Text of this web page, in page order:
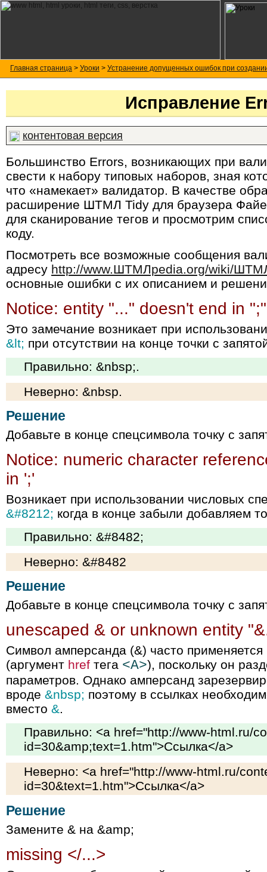
Главная страница > Уроки > Устранение допущенных ошибок при
Исправление
контентовая версия
Большинство Errors, возникающих при
свести к набору типовых наборов, зная
что «намекает» валидатор. В качестве
расширение ШТМЛ Tidy для браузера
для сканирование тегов и просмотрим
коду.
Посмотреть все возможные сообщения
адресу http://www.ШТМЛpedia.org/wiki/
основные ошибки с их описанием и
Notice: entity "..." doesn't end in ";"
Это замечание возникает при
&lt; при отсутствии на конце точки с
Правильно: &nbsp;.
Неверно: &nbsp.
Решение
Добавьте в конце спецсимвола точку с
Notice: numeric character
in ';'
Возникает при использовании числовых
&#8212; когда в конце забыли добавляем
Правильно: &#8482;
Неверно: &#8482
Решение
Добавьте в конце спецсимвола точку с
unescaped & or unknown entity
Символ амперсанда (&) часто применяется
(аргумент href тега <A>), поскольку он
параметров. Однако амперсанд
вроде &nbsp; поэтому в ссылках
вместо &.
Правильно: <a href="http://www-html.ru/
id=30&amp;text=1.htm">Ссылка</a>
Неверно: <a href="http://www-html.ru/
id=30&text=1.htm">Ссылка</a>
Решение
Замените & на &amp;
missing </...>